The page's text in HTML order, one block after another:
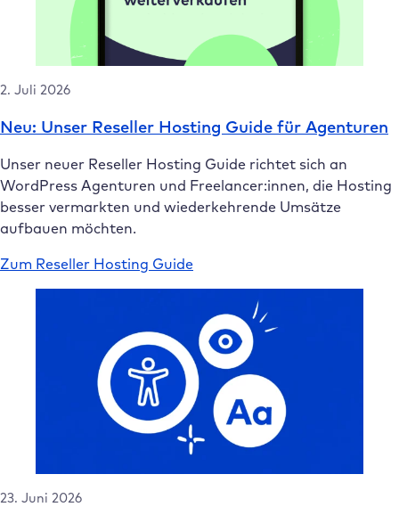
2. Juli 2026
Neu: Unser Reseller Hosting Guide für Agenturen
Unser neuer Reseller Hosting Guide richtet sich an
WordPress Agenturen und Freelancer:innen, die Hosting
besser vermarkten und wiederkehrende Umsätze
aufbauen möchten.
Zum Reseller Hosting Guide
23. Juni 2026